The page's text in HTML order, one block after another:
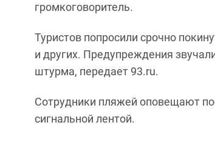
громкоговоритель.
Туристов попросили срочно
и других. Предупреждения
штурма, передает 93.ru.
Сотрудники пляжей оповещают
сигнальной лентой.